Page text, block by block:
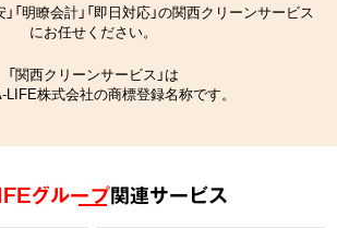
「明瞭会計」「即日対応」の関西クリーンサービス
にお任せください。
「関西クリーンサービス」は
LIFE株式会社の商標登録名称です。
グループ関連サービス